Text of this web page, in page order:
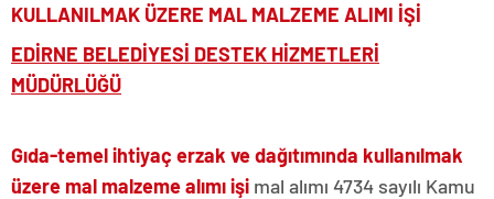
KULLANILMAK ÜZERE MAL MALZEME ALIMI İŞİ
EDİRNE BELEDİYESİ DESTEK HİZMETLERİ
MÜDÜRLÜĞÜ
Gıda-temel ihtiyaç erzak ve dağıtımında kullanılmak
üzere mal malzeme alımı işi mal alımı 4734 sayılı Kamu